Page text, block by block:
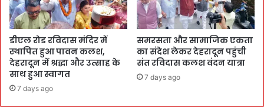
डीएल रोड रविदास मंदिर में
स्थापित हुआ पावन कलश,
देहरादून में श्रद्धा और उत्साह के
साथ हुआ स्वागत
7 days ago
समरसता और सामाजिक एकता
का संदेश लेकर देहरादून पहुंची
संत रविदास कलश वंदन यात्रा
7 days ago